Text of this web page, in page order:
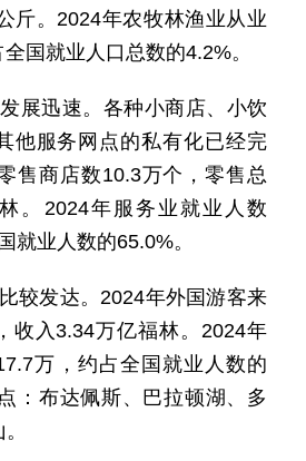
斤。2024年农牧林渔业从业
国就业人口总数的4.2%。
展迅速。各种小商店、小饮
他服务网点的私有化已经完
售商店数10.3万个，零售总
。2024年服务业就业人数
就业人数的65.0%。
较发达。2024年外国游客来
收入3.34万亿福林。2024年
万，约占全国就业人数的
：布达佩斯、巴拉顿湖、多